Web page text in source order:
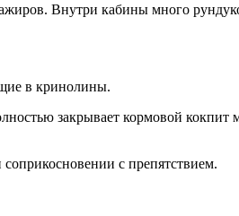
Внутри кабины много
в кринолины.
закрывает кормовой кокпит
с препятствием.